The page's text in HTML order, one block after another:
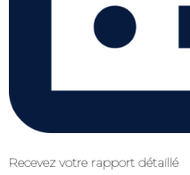
Recevez votre rapport détaillé